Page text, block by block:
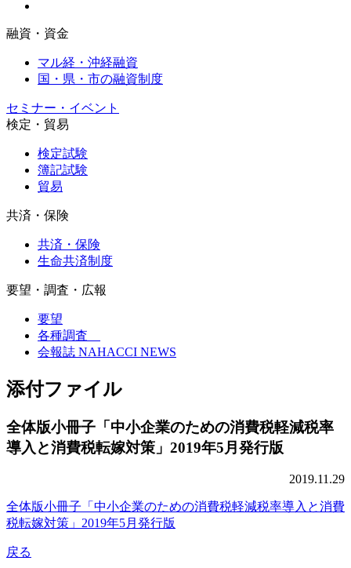
融資・資金
マル経・沖経融資
国・県・市の融資制度
セミナー・イベント
検定・貿易
検定試験
簿記試験
貿易
共済・保険
共済・保険
生命共済制度
要望・調査・広報
要望
各種調査
会報誌 NAHACCI NEWS
添付ファイル
全体版小冊子「中小企業のための消費税軽減税率
導入と消費税転嫁対策」2019年5月発行版
2019.11.29
全体版小冊子「中小企業のための消費税軽減税率導入と消費
税転嫁対策」2019年5月発行版
戻る